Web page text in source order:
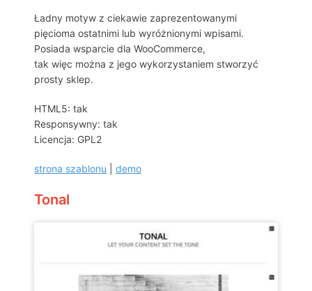
Ładny motyw z ciekawie zaprezentowanymi
pięcioma ostatnimi lub wyróżnionymi wpisami.
Posiada wsparcie dla WooCommerce,
tak więc można z jego wykorzystaniem stworzyć
prosty sklep.
HTML5: tak
Responsywny: tak
Licencja: GPL2
strona szablonu demo
Tonal